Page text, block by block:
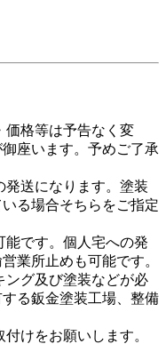
格等は予告なく変
座います。予めご了承
送になります。塗装
る場合そちらをご指定
です。個人宅への発
業所止めも可能です。
グ及び塗装などが必
る鈑金塗装工場、整備
けをお願いします。